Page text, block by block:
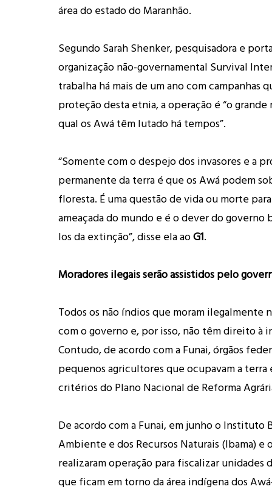
área do estado do Maranhão.
Segundo Sarah Shenker, pesquisadora e
organização não-governamental Survival
trabalha há mais de um ano com campanhas
proteção desta etnia, a operação é “o
qual os Awá têm lutado há tempos”.
“Somente com o despejo dos invasores e a
permanente da terra é que os Awá podem
floresta. É uma questão de vida ou morte
ameaçada do mundo e é o dever do governo
los da extinção”, disse ela aoG1.
Moradores ilegais serão assistidos pelo
Todos os não índios que moram ilegalmente
com o governo e, por isso, não têm direito à
Contudo, de acordo com a Funai, órgãos
pequenos agricultores que ocupavam a terra
critérios do Plano Nacional de Reforma
De acordo com a Funai, em junho o Instituto
Ambiente e dos Recursos Naturais (Ibama) e
realizaram operação para fiscalizar unidades
que ficam em torno da área indígena dos